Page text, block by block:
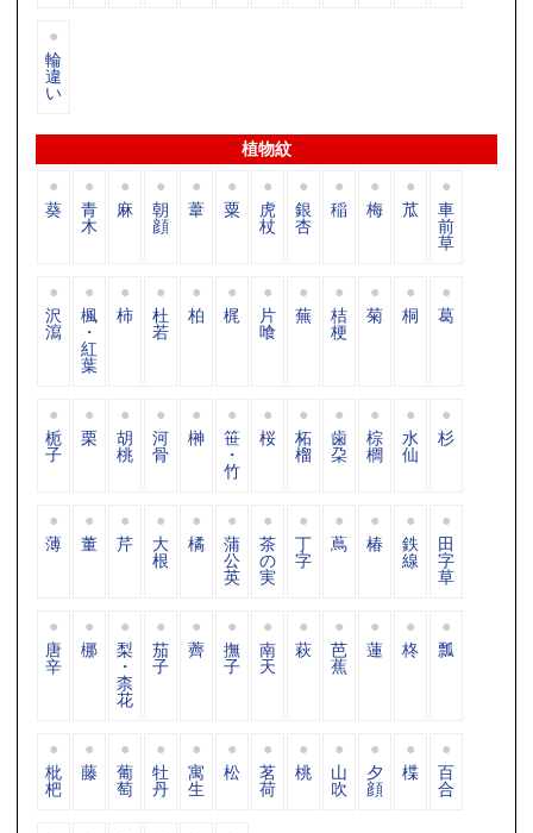
輪
違
い
植物紋
葵 青
木
麻 朝
顔
葦 粟 虎
杖
銀
杏
稲 梅 苽 車
前
草
沢
瀉
楓
・
紅
葉
柿 杜
若
柏 梶 片
喰
蕪 桔
梗
菊 桐 葛
栀
子
栗 胡
桃
河
骨
榊 笹
・
竹
桜 柘
榴
歯
朶
棕
櫚
水
仙
杉
薄 董 芹 大
根
橘 蒲
公
英
茶
の
実
丁
字
蔦 椿 鉄
線
田
字
草
唐
辛
梛 梨
・
柰
花
茄
子
薺 撫
子
南
天
萩 芭
蕉
蓮 柊 瓢
枇
杷
藤 葡
萄
牡
丹
寓
生
松 茗
荷
桃 山
吹
夕
顔
楪 百
合